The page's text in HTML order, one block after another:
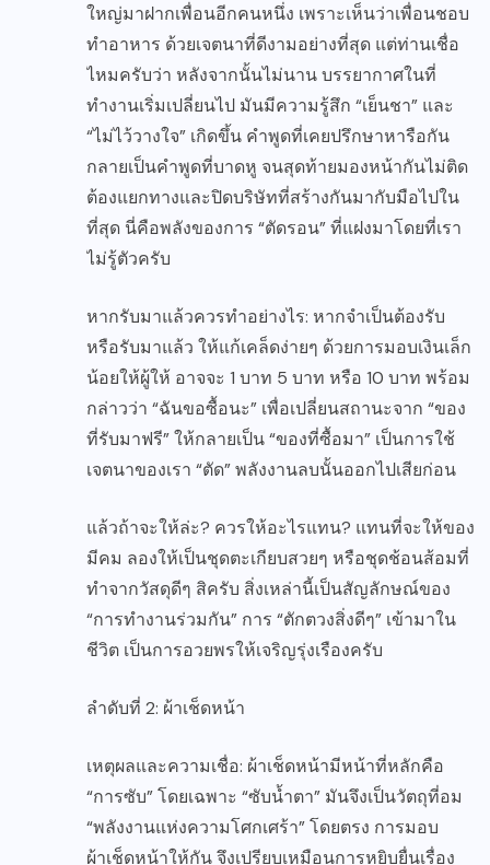
ใหญ่มาฝากเพื่อนอีกคนหนึ่ง เพราะเห็นว่าเพื่อนชอบ
ทำอาหาร ด้วยเจตนาที่ดีงามอย่างที่สุด แต่ท่านเชื่อ
ไหมครับว่า หลังจากนั้นไม่นาน บรรยากาศในที่
ทำงานเริ่มเปลี่ยนไป มันมีความรู้สึก “เย็นชา” และ
“ไม่ไว้วางใจ” เกิดขึ้น คำพูดที่เคยปรึกษาหารือกัน
กลายเป็นคำพูดที่บาดหู จนสุดท้ายมองหน้ากันไม่ติด
ต้องแยกทางและปิดบริษัทที่สร้างกันมากับมือไปใน
ที่สุด นี่คือพลังของการ “ตัดรอน” ที่แฝงมาโดยที่เรา
ไม่รู้ตัวครับ
หากรับมาแล้วควรทำอย่างไร: หากจำเป็นต้องรับ
หรือรับมาแล้ว ให้แก้เคล็ดง่ายๆ ด้วยการมอบเงินเล็ก
น้อยให้ผู้ให้ อาจจะ 1 บาท 5 บาท หรือ 10 บาท พร้อม
กล่าวว่า “ฉันขอซื้อนะ” เพื่อเปลี่ยนสถานะจาก “ของ
ที่รับมาฟรี” ให้กลายเป็น “ของที่ซื้อมา” เป็นการใช้
เจตนาของเรา “ตัด” พลังงานลบนั้นออกไปเสียก่อน
แล้วถ้าจะให้ล่ะ? ควรให้อะไรแทน? แทนที่จะให้ของ
มีคม ลองให้เป็นชุดตะเกียบสวยๆ หรือชุดช้อนส้อมที่
ทำจากวัสดุดีๆ สิครับ สิ่งเหล่านี้เป็นสัญลักษณ์ของ
“การทำงานร่วมกัน” การ “ตักตวงสิ่งดีๆ” เข้ามาใน
ชีวิต เป็นการอวยพรให้เจริญรุ่งเรืองครับ
ลำดับที่ 2: ผ้าเช็ดหน้า
เหตุผลและความเชื่อ: ผ้าเช็ดหน้ามีหน้าที่หลักคือ
“การซับ” โดยเฉพาะ “ซับน้ำตา” มันจึงเป็นวัตถุที่อม
“พลังงานแห่งความโศกเศร้า” โดยตรง การมอบ
ผ้าเช็ดหน้าให้กัน จึงเปรียบเหมือนการหยิบยื่นเรื่อง